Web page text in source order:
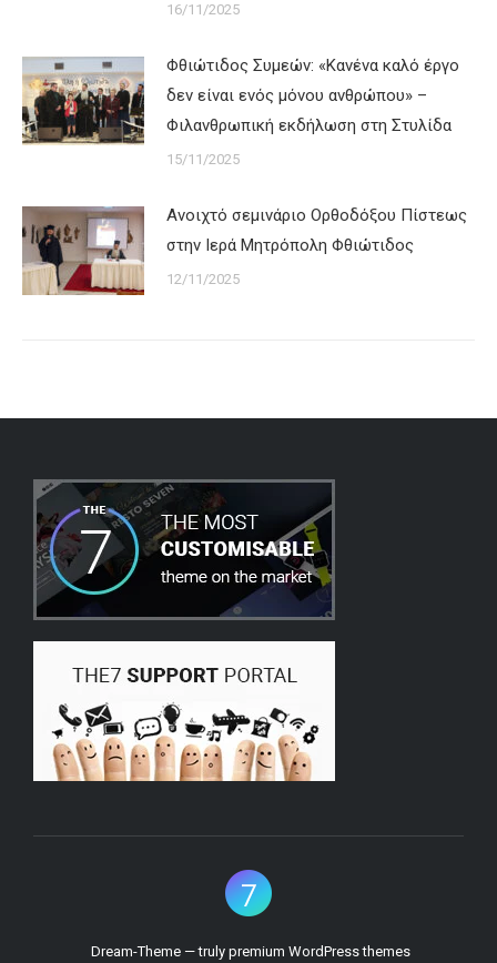
16/11/2025
Φθιώτιδος Συμεών: «Κανένα καλό έργο
δεν είναι ενός μόνου ανθρώπου» –
Φιλανθρωπική εκδήλωση στη Στυλίδα
15/11/2025
Ανοιχτό σεμινάριο Ορθοδόξου Πίστεως
στην Ιερά Μητρόπολη Φθιώτιδος
12/11/2025
Dream-Theme — truly premium WordPress themes